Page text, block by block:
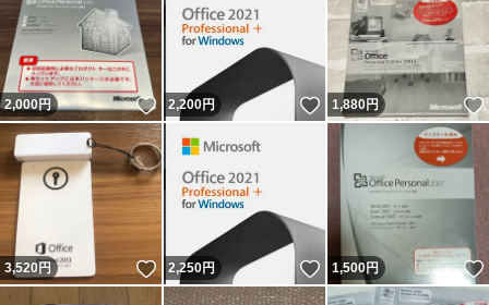
2,000円 いいね！
2,200円 いいね！
1,880円
3,520円 いいね！
2,250円 いいね！
1,500円